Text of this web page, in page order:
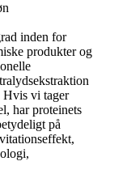
inden for
produkter og
Hvis vi tager
har proteinets
på